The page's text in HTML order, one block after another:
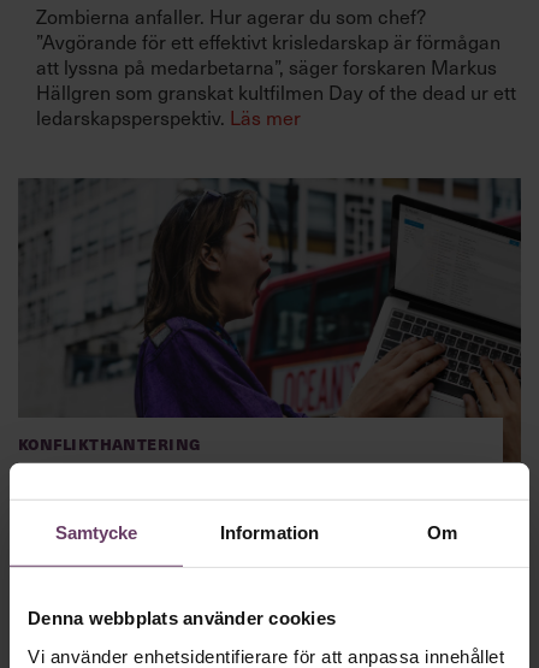
Samtycke Information Om
Denna webbplats använder cookies
Vi använder enhetsidentifierare för att anpassa innehållet
Logga in
Prenumerera
Zombierna anfaller. Hur agerar du som chef?
”Avgörande för ett effektivt krisledarskap är förmågan
att lyssna på medarbetarna”, säger forskaren Markus
Hällgren som granskat kultfilmen Day of the dead ur ett
ledarskapsperspektiv. Läs mer
Konflikthantering
”Uttråkningen dödar människor”, säger ledarskapsforskaren
Markus Hällgren som begett sig ända upp på Mount Everest